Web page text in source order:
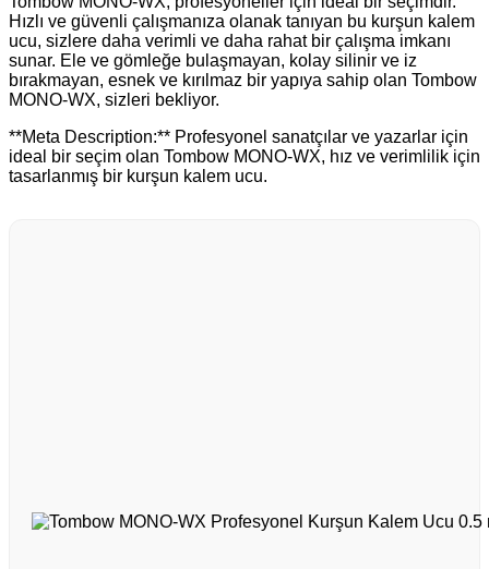
Hızlı ve güvenli çalışmanıza olanak tanıyan bu kurşun kalem
ucu, sizlere daha verimli ve daha rahat bir çalışma imkanı
sunar. Ele ve gömleğe bulaşmayan, kolay silinir ve iz
bırakmayan, esnek ve kırılmaz bir yapıya sahip olan Tombow
MONO-WX, sizleri bekliyor.
**Meta Description:** Profesyonel sanatçılar ve yazarlar için
ideal bir seçim olan Tombow MONO-WX, hız ve verimlilik için
tasarlanmış bir kurşun kalem ucu.